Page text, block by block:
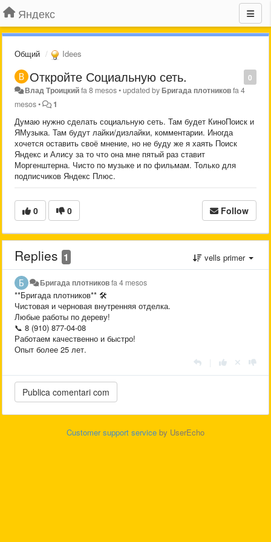
Яндекс
Общий Idees
0
Откройте Социальную сеть.
Влад Троицкийfa 8 mesos•updated byБригада плотниковfa 4
mesos• 1
Думаю нужно сделать социальную сеть. Там будет КиноПоиск и
ЯМузыка. Там будут лайки/дизлайки, комментарии. Иногда
хочется оставить своё мнение, но не буду же я хаять Поиск
Яндекс и Алису за то что она мне пятый раз ставит
Моргенштерна. Чисто по музыке и по фильмам. Только для
подписчиков Яндекс Плюс.
0 0 Follow
Replies 1 vells primer
Бригада плотниковfa 4 mesos
**Бригада плотников** 🛠️
Чистовая и черновая внутренняя отделка.
Любые работы по дереву!
📞 8 (910) 877-04-08
Работаем качественно и быстро!
Опыт более 25 лет.
Customer support service by UserEcho